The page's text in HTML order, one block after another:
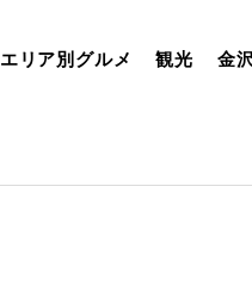
エリア別グルメ 観光 金